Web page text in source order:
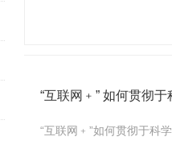
“互联网﹢” 如何贯彻
“互联网﹢”如何贯彻于科